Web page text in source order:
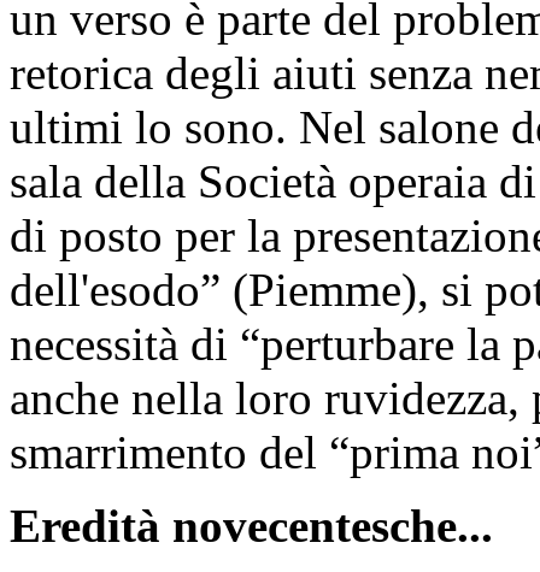
un verso è parte del
retorica degli aiuti senza
ultimi lo sono. Nel salone
sala della Società operaia
di posto per la
dell'esodo” (Piemme), si
necessità di “perturbare la
anche nella loro
smarrimento del “prima
Eredità novecentesche...